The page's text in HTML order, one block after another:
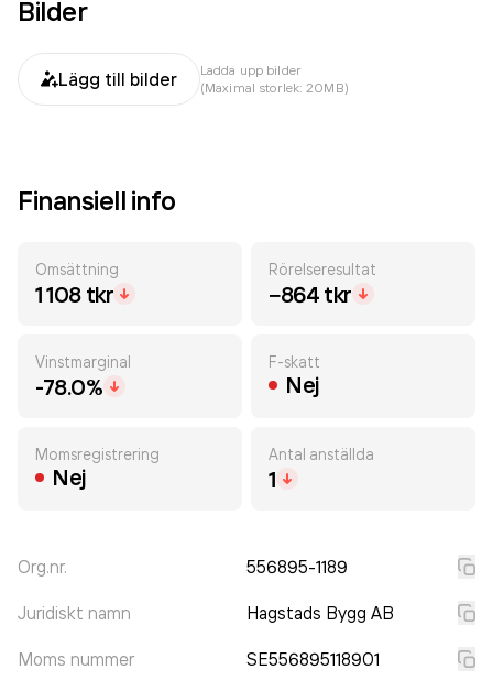
Bilder
Lägg till bilder
Ladda upp bilder
(Maximal storlek: 20MB)
Finansiell info
Omsättning
1 108 tkr
Rörelseresultat
−864 tkr
Vinstmarginal
-78.0%
F-skatt
Nej
Momsregistrering
Nej
Antal anställda
1
Org.nr. 556895-1189
Juridiskt namn Hagstads Bygg AB
Moms nummer SE556895118901